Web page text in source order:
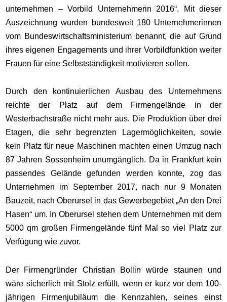
unternehmen – Vorbild Unternehmerin 2016“. Mit dieser
Auszeichnung wurden bundesweit 180 Unternehmerinnen
vom Bundeswirtschaftsministerium benannt, die auf Grund
ihres eigenen Engagements und ihrer Vorbildfunktion weiter
Frauen für eine Selbstständigkeit motivieren sollen.
Durch den kontinuierlichen Ausbau des Unternehmens
reichte der Platz auf dem Firmengelände in der
Westerbachstraße nicht mehr aus. Die Produktion über drei
Etagen, die sehr begrenzten Lagermöglichkeiten, sowie
kein Platz für neue Maschinen machten einen Umzug nach
87 Jahren Sossenheim unumgänglich. Da in Frankfurt kein
passendes Gelände gefunden werden konnte, zog das
Unternehmen im September 2017, nach nur 9 Monaten
Bauzeit, nach Oberursel in das Gewerbegebiet „An den Drei
Hasen“ um. In Oberursel stehen dem Unternehmen mit dem
5000 qm großen Firmengelände fünf Mal so viel Platz zur
Verfügung wie zuvor.
Der Firmengründer Christian Bollin würde staunen und
wäre sicherlich mit Stolz erfüllt, wenn er kurz vor dem 100-
jährigen Firmenjubiläum die Kennzahlen, seines einst